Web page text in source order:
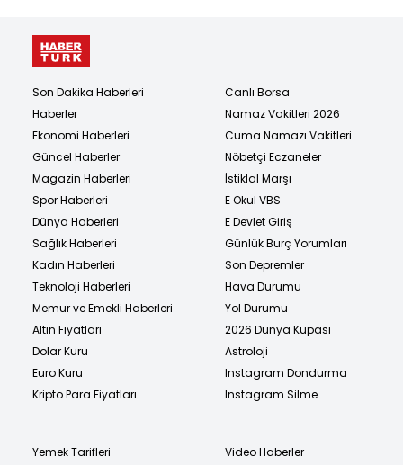
Son Dakika Haberleri
Haberler
Ekonomi Haberleri
Güncel Haberler
Magazin Haberleri
Spor Haberleri
Dünya Haberleri
Sağlık Haberleri
Kadın Haberleri
Teknoloji Haberleri
Memur ve Emekli Haberleri
Altın Fiyatları
Dolar Kuru
Euro Kuru
Kripto Para Fiyatları
Canlı Borsa
Namaz Vakitleri 2026
Cuma Namazı Vakitleri
Nöbetçi Eczaneler
İstiklal Marşı
E Okul VBS
E Devlet Giriş
Günlük Burç Yorumları
Son Depremler
Hava Durumu
Yol Durumu
2026 Dünya Kupası
Astroloji
Instagram Dondurma
Instagram Silme
Yemek Tarifleri
Video Haberler